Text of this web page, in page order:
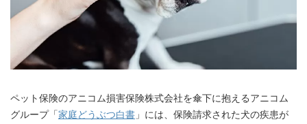
ペット保険のアニコム損害保険株式会社を傘下に抱えるアニコム
グループ「家庭どうぶつ白書 」には、保険請求された犬の疾患が